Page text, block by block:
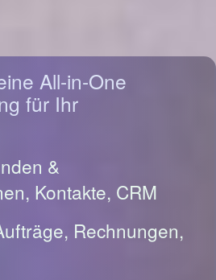
All-in-One
für Ihr
&
Kontakte, CRM
Rechnungen,